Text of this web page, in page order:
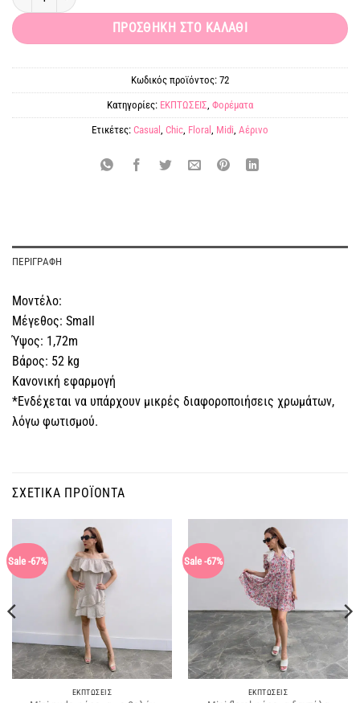
ΠΡΟΣΘΉΚΗ ΣΤΟ ΚΑΛΆΘΙ
Κωδικός προϊόντος: 72
Κατηγορίες: ΕΚΠΤΩΣΕΙΣ, Φορέματα
Ετικέτες: Casual , Chic, Floral , Midi, Αέρινο
ΠΕΡΙΓΡΑΦΉ
Μοντέλο:
Μέγεθος: Small
Ύψος: 1,72m
Βάρος: 52 kg
Κανονική εφαρμογή
*Ενδέχεται να υπάρχουν μικρές διαφοροποιήσεις χρωμάτων,
λόγω φωτισμού.
ΣΧΕΤΙΚΆ ΠΡΟΪΌΝΤΑ
Sale -67%
ΕΚΠΤΩΣΕΙΣ
Sale -67%
ΕΚΠΤΩΣΕΙΣ